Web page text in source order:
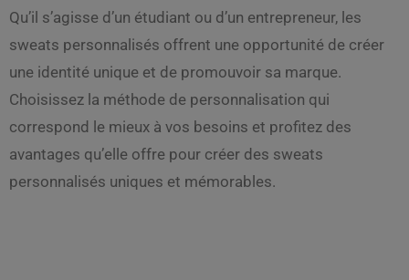
Qu’il s’agisse d’un étudiant ou d’un entrepreneur, les
sweats personnalisés offrent une opportunité de créer
une identité unique et de promouvoir sa marque.
Choisissez la méthode de personnalisation qui
correspond le mieux à vos besoins et profitez des
avantages qu’elle offre pour créer des sweats
personnalisés uniques et mémorables.